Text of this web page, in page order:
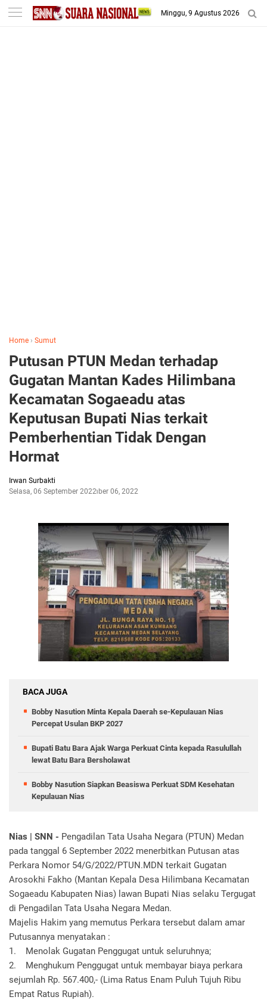
-->
Minggu, 9 Agustus 2026
Home › Sumut
Putusan PTUN Medan terhadap
Gugatan Mantan Kades Hilimbana
Kecamatan Sogaeadu atas
Keputusan Bupati Nias terkait
Pemberhentian Tidak Dengan
Hormat
Irwan Surbakti
Selasa, 06 September 2022September 06, 2022
BACA JUGA
Bobby Nasution Minta Kepala Daerah se-Kepulauan Nias
Percepat Usulan BKP 2027
Bupati Batu Bara Ajak Warga Perkuat Cinta kepada Rasulullah
lewat Batu Bara Bersholawat
Bobby Nasution Siapkan Beasiswa Perkuat SDM Kesehatan
Kepulauan Nias
Nias | SNN - Pengadilan Tata Usaha Negara (PTUN) Medan
pada tanggal 6 September 2022 menerbitkan Putusan atas
Perkara Nomor 54/G/2022/PTUN.MDN terkait Gugatan
Arosokhi Fakho (Mantan Kepala Desa Hilimbana Kecamatan
Sogaeadu Kabupaten Nias) lawan Bupati Nias selaku Tergugat
di Pengadilan Tata Usaha Negara Medan.
Majelis Hakim yang memutus Perkara tersebut dalam amar
Putusannya menyatakan :
1. Menolak Gugatan Penggugat untuk seluruhnya;
2. Menghukum Penggugat untuk membayar biaya perkara
sejumlah Rp. 567.400,- (Lima Ratus Enam Puluh Tujuh Ribu
Empat Ratus Rupiah).